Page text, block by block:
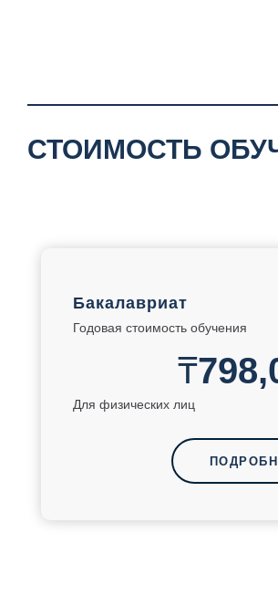
СТОИМОСТЬ
Бакалавриат
Годовая стоимость обучения
₸
Для физических лиц